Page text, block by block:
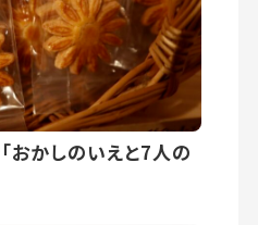
おかしのいえと7人の